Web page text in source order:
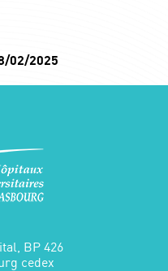
02/2025
BP 426
cedex